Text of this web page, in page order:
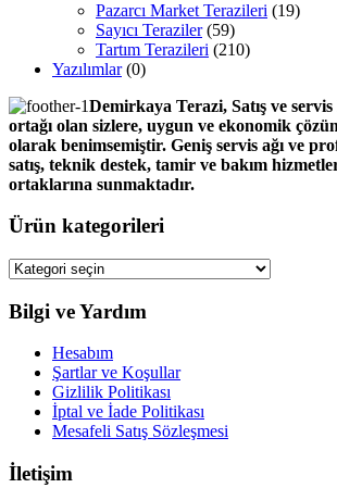
Pazarcı Market Terazileri (19)
Sayıcı Teraziler (59)
Tartım Terazileri (210)
Yazılımlar (0)
Demirkaya Terazi, Satış ve
ortağı olan sizlere, uygun ve ekonomik
olarak benimsemiştir. Geniş servis ağı ve
satış, teknik destek, tamir ve bakım
ortaklarına sunmaktadır.
Ürün kategorileri
Bilgi ve Yardım
Hesabım
Şartlar ve Koşullar
Gizlilik Politikası
İptal ve İade Politikası
Mesafeli Satış Sözleşmesi
İletişim